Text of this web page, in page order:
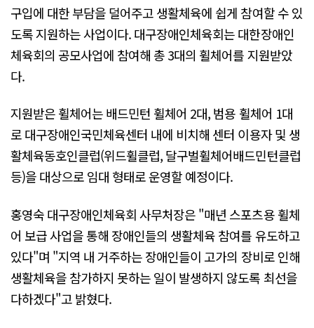
구입에 대한 부담을 덜어주고 생활체육에 쉽게 참여할 수 있
도록 지원하는 사업이다. 대구장애인체육회는 대한장애인
체육회의 공모사업에 참여해 총 3대의 휠체어를 지원받았
다.
지원받은 휠체어는 배드민턴 휠체어 2대, 범용 휠체어 1대
로 대구장애인국민체육센터 내에 비치해 센터 이용자 및 생
활체육동호인클럽(위드휠클럽, 달구벌휠체어배드민턴클럽
등)을 대상으로 임대 형태로 운영할 예정이다.
홍영숙 대구장애인체육회 사무처장은 "매년 스포츠용 휠체
어 보급 사업을 통해 장애인들의 생활체육 참여를 유도하고
있다"며 "지역 내 거주하는 장애인들이 고가의 장비로 인해
생활체육을 참가하지 못하는 일이 발생하지 않도록 최선을
다하겠다"고 밝혔다.